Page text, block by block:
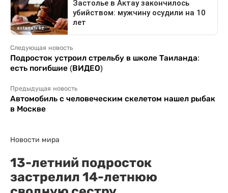
Следующая новость
Подросток устроил стрельбу в школе Таиланда:
есть погибшие (ВИДЕО)
Предыдущая новость
Автомобиль с человеческим скелетом нашел рыбак
в Москве
Новости мира
13-летний подросток
застрелил 14-летнюю